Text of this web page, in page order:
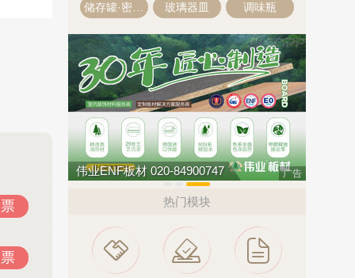
玻璃器皿 调味瓶
伟业ENF板材 020-84900747 广告
热门模块